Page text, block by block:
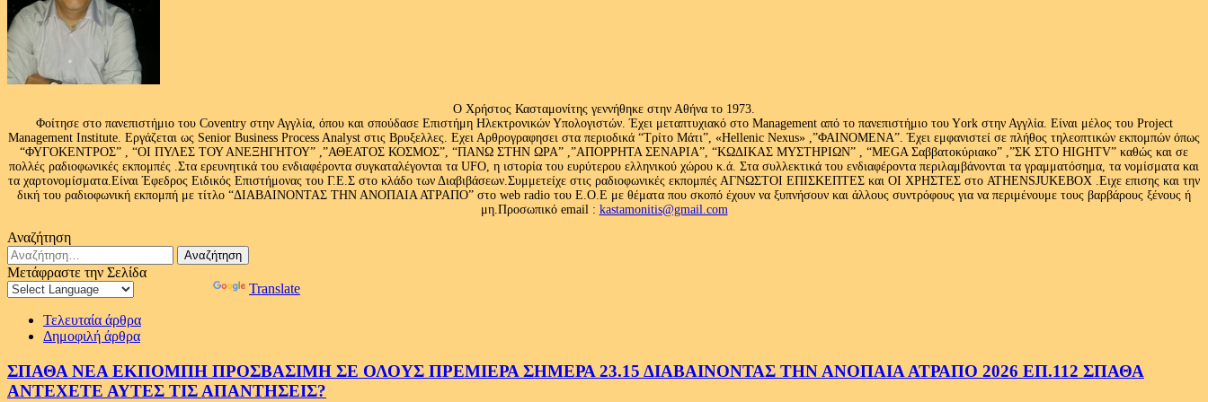
Ο Χρήστος Κασταμονίτης γεννήθηκε στην Αθήνα το 1973.
Φοίτησε στο πανεπιστήμιο του Coventry στην Αγγλία, όπου και σπούδασε Επιστήμη Ηλεκτρονικών Υπολογιστών. Έχει μεταπτυχιακό στο Management από το πανεπιστήμιο του Υork στην Αγγλία. Είναι μέλος του Project
Management Institute. Εργάζεται ως Senior Business Process Analyst στις Βρυξελλες. Εχει Αρθρογραφησει στα περιοδικά “Τρίτο Μάτι”, «Hellenic Nexus» ,”ΦΑΙΝΟΜΕΝΑ”. Έχει εμφανιστεί σε πλήθος τηλεοπτικών εκπομπών όπως
“ΦΥΓΟΚΕΝΤΡΟΣ” , “ΟΙ ΠΥΛΕΣ ΤΟΥ ΑΝΕΞΗΓΗΤΟΥ” ,”ΑΘΕΑΤΟΣ ΚΟΣΜΟΣ”, “ΠΑΝΩ ΣΤΗΝ ΩΡΑ” ,”ΑΠΟΡΡΗΤΑ ΣΕΝΑΡΙΑ”, “ΚΩΔΙΚΑΣ ΜΥΣΤΗΡΙΩΝ” , “MEGA Σαββατοκύριακο” ,”ΣΚ ΣΤΟ HIGHTV” καθώς και σε
πολλές ραδιοφωνικές εκπομπές .Στα ερευνητικά του ενδιαφέροντα συγκαταλέγονται τα UFO, η ιστορία του ευρύτερου ελληνικού χώρου κ.ά. Στα συλλεκτικά του ενδιαφέροντα περιλαμβάνονται τα γραμματόσημα, τα νομίσματα και
τα χαρτονομίσματα.Είναι Έφεδρος Ειδικός Επιστήμονας του Γ.Ε.Σ στο κλάδο των Διαβιβάσεων.Συμμετείχε στις ραδιοφωνικές εκπομπές ΑΓΝΩΣΤΟΙ ΕΠΙΣΚΕΠΤΕΣ και ΟΙ ΧΡΗΣΤΕΣ στο ATHENSJUKEBOX .Ειχε επισης και την
δική του ραδιοφωνική εκπομπή με τίτλο “ΔΙΑΒΑΙΝΟΝΤΑΣ ΤΗΝ ΑΝΟΠΑΙΑ ΑΤΡΑΠΟ” στο web radio του Ε.Ο.Ε με θέματα που σκοπό έχουν να ξυπνήσουν και άλλους συντρόφους για να περιμένουμε τους βαρβάρους ξένους ή
μη.Προσωπικό email : kastamonitis@gmail.com
Αναζήτηση
Αναζήτηση
για:
Μετάφραστε την Σελίδα
Translate
Τελευταία άρθρα
Δημοφιλή άρθρα
ΣΠΑΘΑ ΝΕΑ ΕΚΠΟΜΠΗ ΠΡΟΣΒΑΣΙΜΗ ΣΕ ΟΛΟΥΣ ΠΡΕΜΙΕΡΑ ΣΗΜΕΡΑ 23.15 ΔΙΑΒΑΙΝΟΝΤΑΣ ΤΗΝ ΑΝΟΠΑΙΑ ΑΤΡΑΠΟ 2026 ΕΠ.112 ΣΠΑΘΑ
ΑΝΤΕΧΕΤΕ ΑΥΤΕΣ ΤΙΣ ΑΠΑΝΤΗΣΕΙΣ?